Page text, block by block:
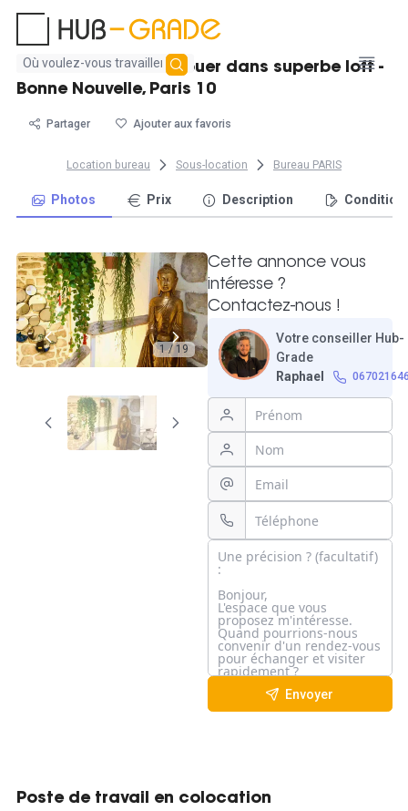
Aucun
résultat
Postes de travail à louer dans superbe loft -
Bonne Nouvelle, Paris 10
Partager Ajouter aux favoris
Location bureau Sous-location Bureau PARIS
Photos Prix Description
1 / 19
Cette annonce vous
intéresse ?
Contactez-nous !
Votre conseiller Hub-
Grade
Raphael
Envoyer
Poste de travail en colocation